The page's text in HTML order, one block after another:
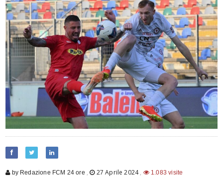
by Redazione FCM 24 ore , 27 Aprile 2024, 1.083 visite